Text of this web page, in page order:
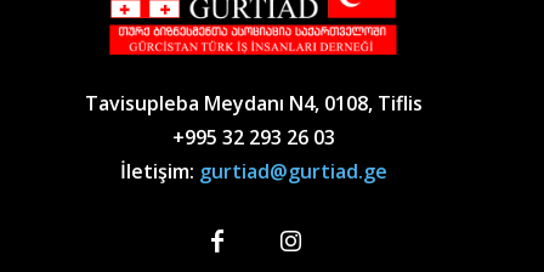
Tavisupleba Meydanı N4, 0108, Tiflis
+995 32 293 26 03
İletişim: gurtiad@gurtiad.ge